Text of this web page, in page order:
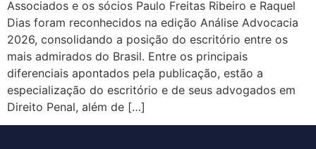
Associados e os sócios Paulo Freitas Ribeiro e Raquel
Dias foram reconhecidos na edição Análise Advocacia
2026, consolidando a posição do escritório entre os
mais admirados do Brasil. Entre os principais
diferenciais apontados pela publicação, estão a
especialização do escritório e de seus advogados em
Direito Penal, além de […]